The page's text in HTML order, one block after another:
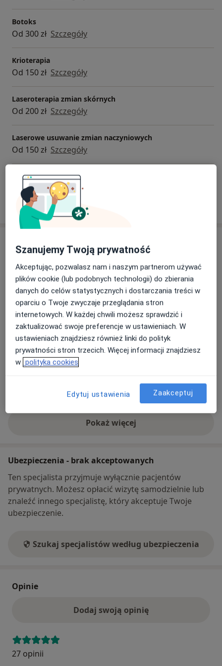
Botoks
Od 300 zł Szczegóły
Krioterapia
Od 150 zł Szczegóły
Laseroterapia zmian skórnych
Od 200 zł Szczegóły
Laserowe usuwanie zmian naczyniowych
Od 150 zł Szczegóły
+ 2 usługi
W jaki sposób ustalane są ceny?
Europejski Instytut
DermatologiiEstetycznej Laserowej i
KosmetykiBeautyDerm
Domaniewska 22 a, Mokotów, 02-672Warszawa
Powiększ mapęotwiera się w nowej karcie
Dostępność
W tym gabinecie nie można umawiać wizyt przez
Pokaż więcej
o adresie
Ubezpieczenia - brak akceptowanych
Ten specjalista przyjmuje wyłącznie pacjentów
prywatnych. Możesz opłacić wizytę samodzielnie lub
znaleźć innego specjalistę, który akceptuje Twoje
ubezpieczenie.
Szukaj specjalistów według ubezpieczenia
Opinie
Dodaj swoją opinię
27 opinii
Szanujemy Twoją prywatność
Akceptując, pozwalasz nam i naszym partnerom używać
plików cookie (lub podobnych technologii) do zbierania
danych do celów statystycznych i dostarczania treści w
oparciu o Twoje zwyczaje przeglądania stron
internetowych. W każdej chwili możesz sprawdzić i
zaktualizować swoje preferencje w ustawieniach. W
ustawieniach znajdziesz również linki do polityk
prywatności stron trzecich. Więcej informacji znajdziesz
w polityka cookies
Edytuj ustawienia Zaakceptuj